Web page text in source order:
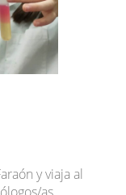
y viaja al